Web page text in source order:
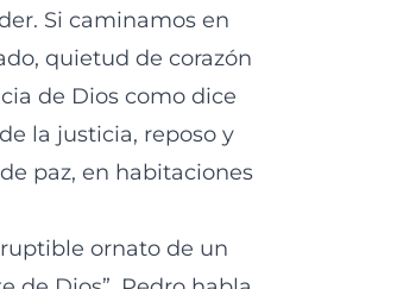
Si caminamos en
quietud de corazón
de Dios como dice
la justicia, reposo y
paz, en habitaciones
ornato de un